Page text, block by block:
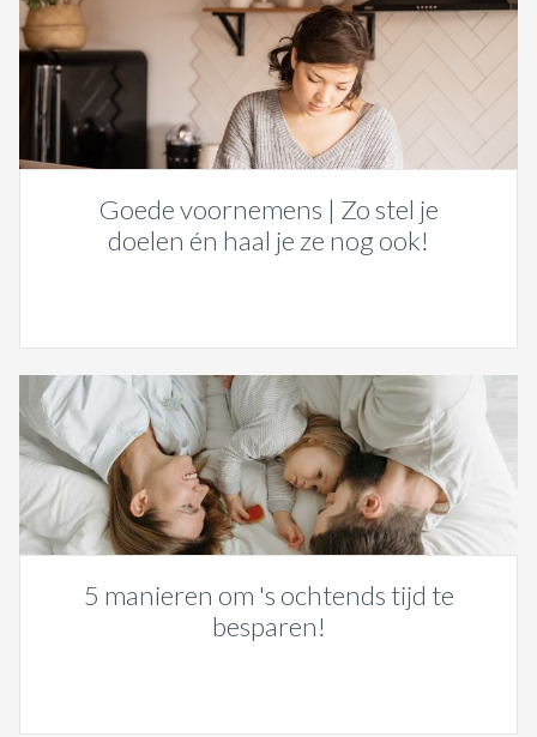
Goede voornemens | Zo stel je
doelen én haal je ze nog ook!
5 manieren om 's ochtends tijd te
besparen!